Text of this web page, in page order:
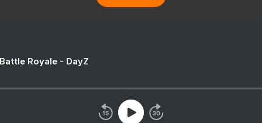
Royale - DayZ